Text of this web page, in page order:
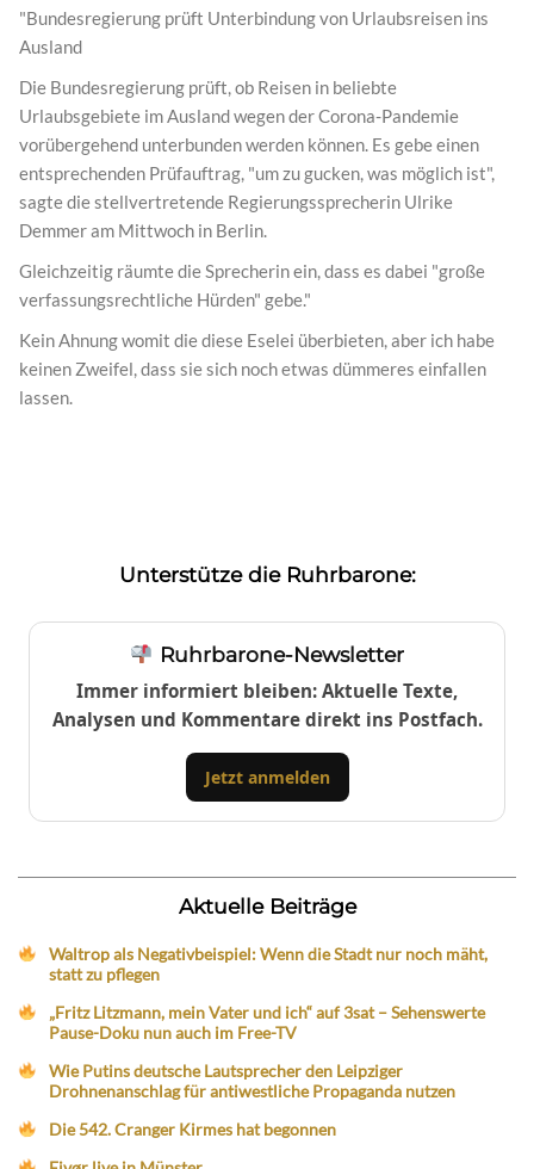
"Bundesregierung prüft Unterbindung von Urlaubsreisen ins
Ausland
Die Bundesregierung prüft, ob Reisen in beliebte
Urlaubsgebiete im Ausland wegen der Corona-Pandemie
vorübergehend unterbunden werden können. Es gebe einen
entsprechenden Prüfauftrag, "um zu gucken, was möglich ist",
sagte die stellvertretende Regierungssprecherin Ulrike
Demmer am Mittwoch in Berlin.
Gleichzeitig räumte die Sprecherin ein, dass es dabei "große
verfassungsrechtliche Hürden" gebe."
Kein Ahnung womit die diese Eselei überbieten, aber ich habe
keinen Zweifel, dass sie sich noch etwas dümmeres einfallen
lassen.
Unterstütze die Ruhrbarone:
Ruhrbarone-Newsletter
Immer informiert bleiben: Aktuelle Texte,
Analysen und Kommentare direkt ins Postfach.
Jetzt anmelden
Aktuelle Beiträge
Waltrop als Negativbeispiel: Wenn die Stadt nur noch mäht,
statt zu pflegen
„Fritz Litzmann, mein Vater und ich“ auf 3sat – Sehenswerte
Pause-Doku nun auch im Free-TV
Wie Putins deutsche Lautsprecher den Leipziger
Drohnenanschlag für antiwestliche Propaganda nutzen
Die 542. Cranger Kirmes hat begonnen